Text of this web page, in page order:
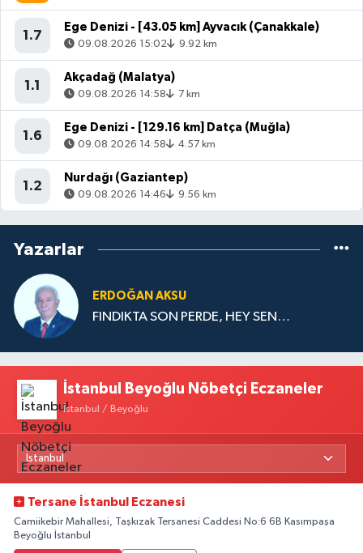
1.7
Ege Denizi - [43.05 km] Ayvacık (Çanakkale)
09.08.2026 15:02 9.92 km
1.1
Akçadağ (Malatya)
09.08.2026 14:58 7 km
1.6
Ege Denizi - [129.16 km] Datça (Muğla)
09.08.2026 14:58 4.57 km
1.2
Nurdağı (Gaziantep)
09.08.2026 14:46 9.56 km
Yazarlar
ERDOĞAN AKSU
FINDIKTA SON PERDE, HEY SEN…
İstanbul Beyoğlu Nöbetçi Eczaneler
İstanbul / Beyoğlu
Tersane İstanbul Eczanesi
Camiikebir Mahallesi, Taşkızak Tersanesi Caddesi No:6 6B Kasımpaşa
Beyoğlu İstanbul